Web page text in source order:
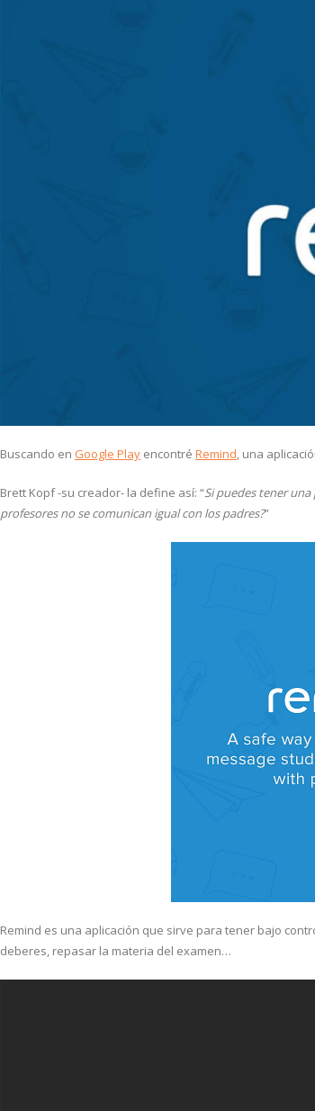
Buscando en Google Play encontré Remind, una
Brett Kopf -su creador- la define así: “Si puedes tener
profesores no se comunican igual con los padres?”
Remind es una aplicación que sirve para tener bajo
deberes, repasar la materia del examen…